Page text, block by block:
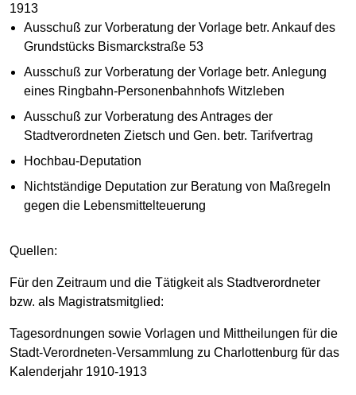
1913
Ausschuß zur Vorberatung der Vorlage betr. Ankauf des
Grundstücks Bismarckstraße 53
Ausschuß zur Vorberatung der Vorlage betr. Anlegung
eines Ringbahn-Personenbahnhofs Witzleben
Ausschuß zur Vorberatung des Antrages der
Stadtverordneten Zietsch und Gen. betr. Tarifvertrag
Hochbau-Deputation
Nichtständige Deputation zur Beratung von Maßregeln
gegen die Lebensmittelteuerung
Quellen:
Für den Zeitraum und die Tätigkeit als Stadtverordneter
bzw. als Magistratsmitglied:
Tagesordnungen sowie Vorlagen und Mittheilungen für die
Stadt-Verordneten-Versammlung zu Charlottenburg für das
Kalenderjahr 1910-1913